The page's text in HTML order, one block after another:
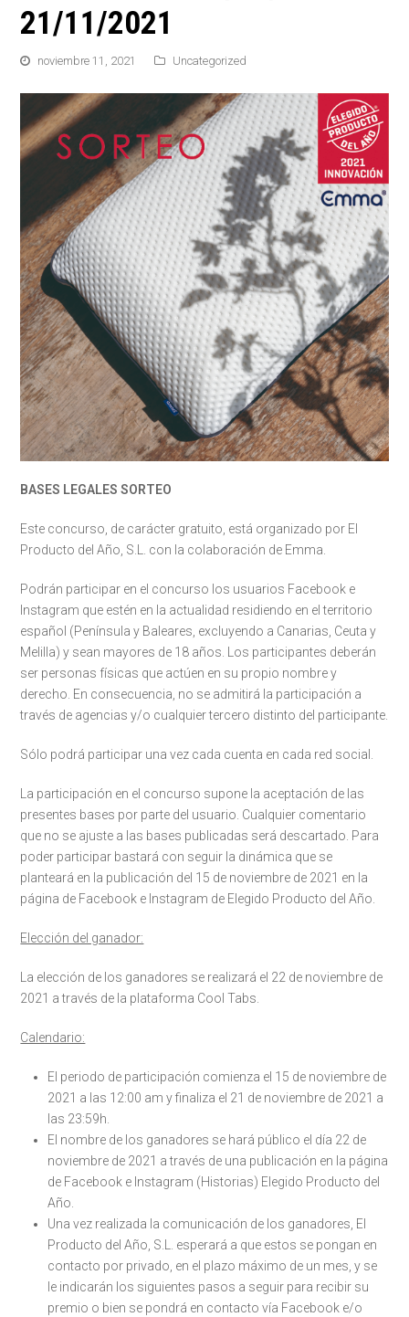
21/11/2021
noviembre 11, 2021 Uncategorized
BASES LEGALES SORTEO
Este concurso, de carácter gratuito, está organizado por El
Producto del Año, S.L. con la colaboración de Emma.
Podrán participar en el concurso los usuarios Facebook e
Instagram que estén en la actualidad residiendo en el territorio
español (Península y Baleares, excluyendo a Canarias, Ceuta y
Melilla) y sean mayores de 18 años. Los participantes deberán
ser personas físicas que actúen en su propio nombre y
derecho. En consecuencia, no se admitirá la participación a
través de agencias y/o cualquier tercero distinto del participante.
Sólo podrá participar una vez cada cuenta en cada red social.
La participación en el concurso supone la aceptación de las
presentes bases por parte del usuario. Cualquier comentario
que no se ajuste a las bases publicadas será descartado. Para
poder participar bastará con seguir la dinámica que se
planteará en la publicación del 15 de noviembre de 2021 en la
página de Facebook e Instagram de Elegido Producto del Año.
Elección del ganador:
La elección de los ganadores se realizará el 22 de noviembre de
2021 a través de la plataforma Cool Tabs.
Calendario:
El periodo de participación comienza el 15 de noviembre de
2021 a las 12:00 am y finaliza el 21 de noviembre de 2021 a
las 23:59h.
El nombre de los ganadores se hará público el día 22 de
noviembre de 2021 a través de una publicación en la página
de Facebook e Instagram (Historias) Elegido Producto del
Año.
Una vez realizada la comunicación de los ganadores, El
Producto del Año, S.L. esperará a que estos se pongan en
contacto por privado, en el plazo máximo de un mes, y se
le indicarán los siguientes pasos a seguir para recibir su
premio o bien se pondrá en contacto vía Facebook e/o